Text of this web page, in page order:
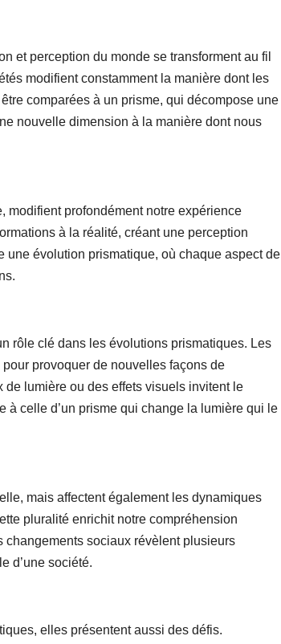
et perception du monde se transforment au fil
modifient constamment la manière dont les
comparées à un prisme, qui décompose une
nouvelle dimension à la manière dont nous
modifient profondément notre expérience
à la réalité, créant une perception
une évolution prismatique, où chaque aspect de
rôle clé dans les évolutions prismatiques. Les
provoquer de nouvelles façons de
lumière ou des effets visuels invitent le
celle d’un prisme qui change la lumière qui le
mais affectent également les dynamiques
pluralité enrichit notre compréhension
sociaux révèlent plusieurs
d’une société.
elles présentent aussi des défis.